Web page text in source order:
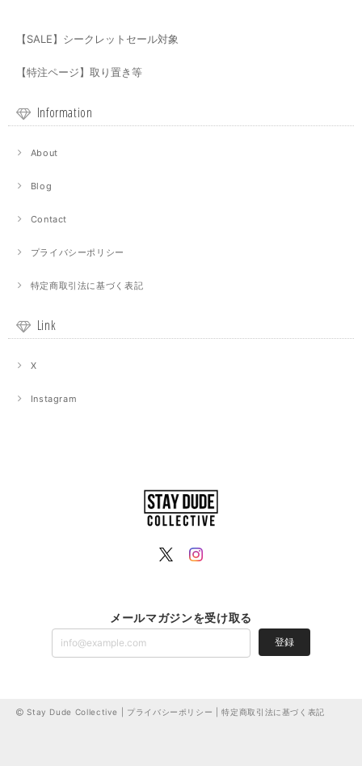
【SALE】シークレットセール対象
【特注ページ】取り置き等
Information
About
Blog
Contact
プライバシーポリシー
特定商取引法に基づく表記
Link
X
Instagram
メールマガジンを受け取る
登録
Stay Dude Collective | プライバシーポリシー |特定商取引法に基づく表記